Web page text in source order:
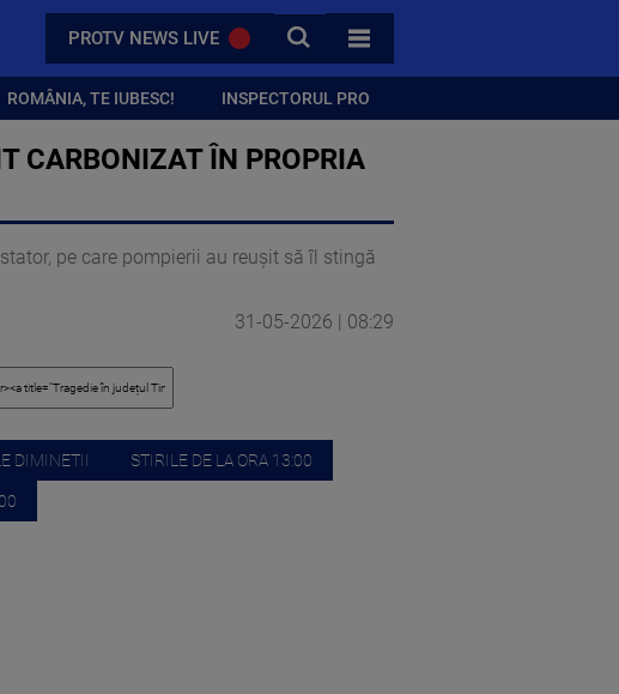
PROTV NEWS LIVE CAUTA
TOATE CATEGORIILE
ROMÂNIA, TE IUBESC! INSPECTORUL PRO
CARBONIZAT ÎN PROPRIA
pe care pompierii au reușit să îl stingă
31-05-2026 | 08:29
DIMINETII STIRILE DE LA ORA 13:00